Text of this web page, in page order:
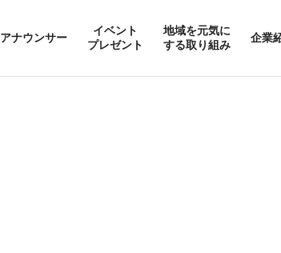
アナウンサー
イベント
プレゼント
地域を元気に
する取り組み
企業